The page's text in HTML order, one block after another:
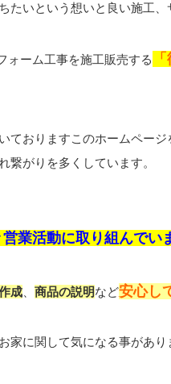
たいという想いと良い施工
ォーム工事を施工販売する
ておりますこのホームペー
繋がりを多くしています。
業活動に取り組んでい
成、 商品の説明など安心し
家に関して気になる事があり